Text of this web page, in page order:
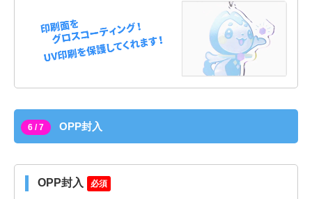
6 / 7 OPP封入
OPP封入 必須